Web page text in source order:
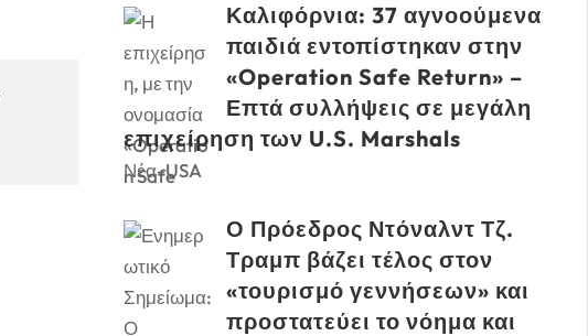
Καλιφόρνια: 37 αγνοούμενα
παιδιά εντοπίστηκαν στην
«Operation Safe Return» –
Επτά συλλήψεις σε μεγάλη
επιχείρηση των U.S. Marshals
Νέα-USA
Ο Πρόεδρος Ντόναλντ Τζ.
Τραμπ βάζει τέλος στον
«τουρισμό γεννήσεων» και
προστατεύει το νόημα και